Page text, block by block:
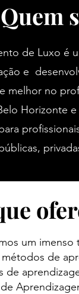
Quem
de Luxo é
e
melhor no
Horizonte
um
de
de